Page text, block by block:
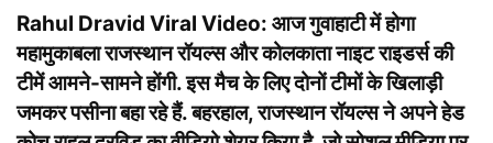
Rahul Dravid Viral Video: आज गुवाहाटी में होगा
महामुकाबला राजस्थान रॉयल्स और कोलकाता नाइट राइडर्स की
टीमें आमने-सामने होंगी. इस मैच के लिए दोनों टीमों के खिलाड़ी
जमकर पसीना बहा रहे हैं. बहरहाल, राजस्थान रॉयल्स ने अपने हेड